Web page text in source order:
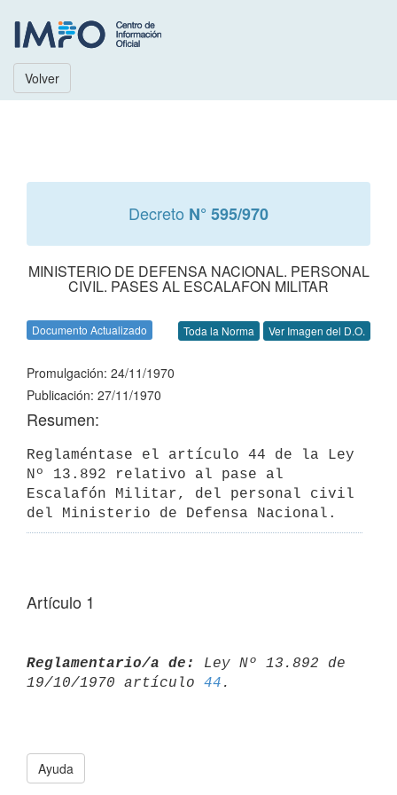
Volver
Decreto N° 595/970
MINISTERIO DE DEFENSA NACIONAL. PERSONAL
CIVIL. PASES AL ESCALAFON MILITAR
Documento Actualizado Toda la Norma Ver Imagen del D.O.
Promulgación: 24/11/1970
Publicación: 27/11/1970
Resumen:
Reglaméntase el artículo 44 de la Ley
Nº 13.892 relativo al pase al
Escalafón Militar, del personal civil
del Ministerio de Defensa Nacional.
Artículo 1
Reglamentario/a de:
Ley Nº 13.892 de
19/10/1970 artículo 44
Ayuda